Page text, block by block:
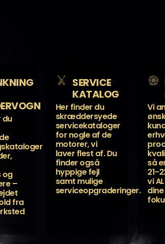
du
og
–
fra
SERVICE
KATALOG
Her finder du
skræddersyede
servicekataloger
for nogle af de
motorer, vi
laver flest af. Du
finder også
hyppige fejl
samt mulige
serviceopgraderinger.
Vi
så
21-
vi